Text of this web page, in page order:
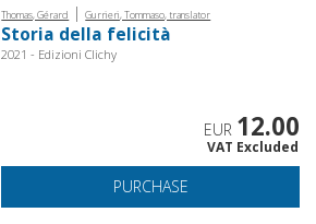
Thomas, Gérard | Gurrieri, Tommaso, translator
Storia della felicità
2021 - Edizioni Clichy
EUR 12.00
VAT Excluded
PURCHASE